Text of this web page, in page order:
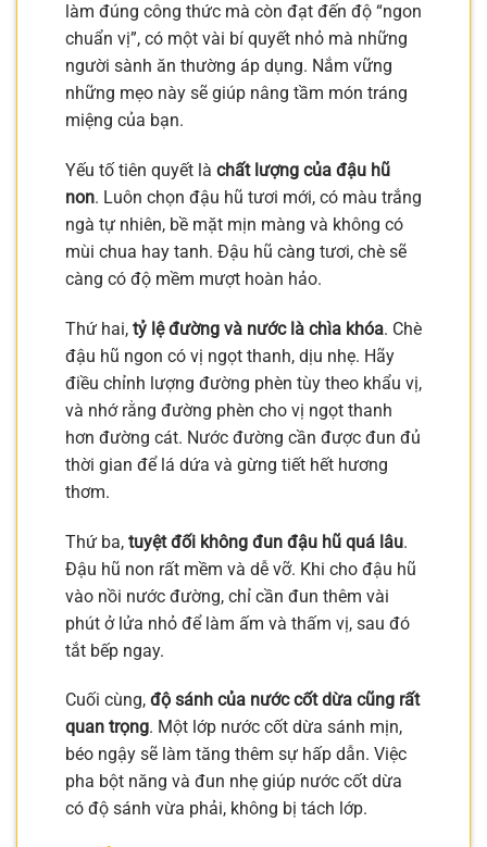
làm đúng công thức mà còn đạt đến độ “ngon
chuẩn vị”, có một vài bí quyết nhỏ mà những
người sành ăn thường áp dụng. Nắm vững
những mẹo này sẽ giúp nâng tầm món tráng
miệng của bạn.
Yếu tố tiên quyết là chất lượng của đậu hũ
non. Luôn chọn đậu hũ tươi mới, có màu trắng
ngà tự nhiên, bề mặt mịn màng và không có
mùi chua hay tanh. Đậu hũ càng tươi, chè sẽ
càng có độ mềm mượt hoàn hảo.
Thứ hai, tỷ lệ đường và nước là chìa khóa. Chè
đậu hũ ngon có vị ngọt thanh, dịu nhẹ. Hãy
điều chỉnh lượng đường phèn tùy theo khẩu vị,
và nhớ rằng đường phèn cho vị ngọt thanh
hơn đường cát. Nước đường cần được đun đủ
thời gian để lá dứa và gừng tiết hết hương
thơm.
Thứ ba, tuyệt đối không đun đậu hũ quá lâu.
Đậu hũ non rất mềm và dễ vỡ. Khi cho đậu hũ
vào nồi nước đường, chỉ cần đun thêm vài
phút ở lửa nhỏ để làm ấm và thấm vị, sau đó
tắt bếp ngay.
Cuối cùng, độ sánh của nước cốt dừa cũng rất
quan trọng. Một lớp nước cốt dừa sánh mịn,
béo ngậy sẽ làm tăng thêm sự hấp dẫn. Việc
pha bột năng và đun nhẹ giúp nước cốt dừa
có độ sánh vừa phải, không bị tách lớp.